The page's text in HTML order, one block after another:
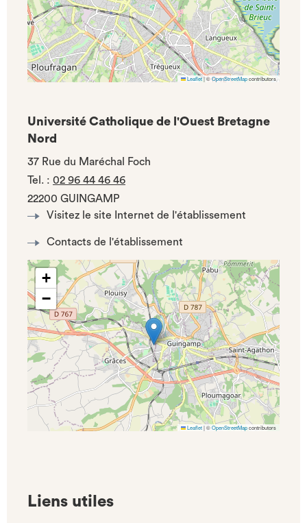
Leaflet|©OpenStreetMapcontributors
Université Catholique de l'Ouest Bretagne
Nord
37 Rue du Maréchal Foch
Tel. : 02 96 44 46 46
22200 GUINGAMP
Visitez le site Internet de l'établissement
Contacts de l'établissement
+
−
Leaflet|©OpenStreetMapcontributors
Liens utiles